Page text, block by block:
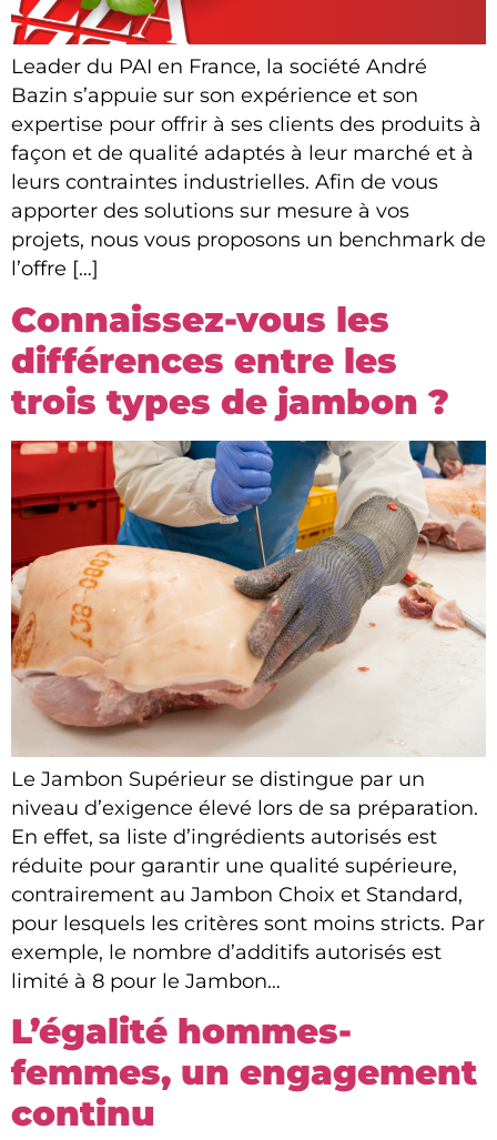
Leader du PAI en France, la société André
Bazin s’appuie sur son expérience et son
expertise pour offrir à ses clients des produits à
façon et de qualité adaptés à leur marché et à
leurs contraintes industrielles. Afin de vous
apporter des solutions sur mesure à vos
projets, nous vous proposons un benchmark de
l’offre […]
Connaissez-vous les
différences entre les
trois types de jambon ?
Le Jambon Supérieur se distingue par un
niveau d’exigence élevé lors de sa préparation.
En effet, sa liste d’ingrédients autorisés est
réduite pour garantir une qualité supérieure,
contrairement au Jambon Choix et Standard,
pour lesquels les critères sont moins stricts. Par
exemple, le nombre d’additifs autorisés est
limité à 8 pour le Jambon…
L’égalité hommes-
femmes, un engagement
continu